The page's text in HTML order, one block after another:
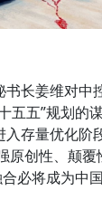
长姜维对中
五五”规划的
存量优化阶
原创性、颠
必将成为中